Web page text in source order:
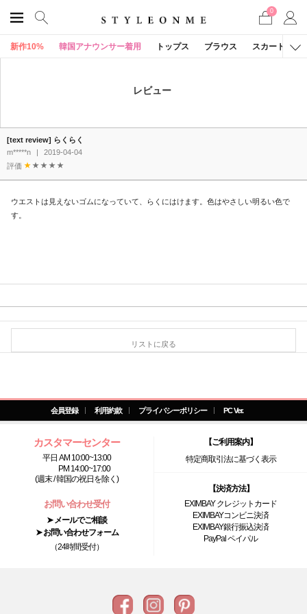
0
新作10% 韓国アナウンサー着用 トップス ブラウス スカート
レビュー
[text review] らくらく
m*****n
|
2019-04-04
評価
ウエストは見えないゴムになっていて、らくにはけます。色はやさしい明るい色で
す。
リストに戻る
会員登録 利用約款 プライバシーポリシー PC Ver.
カスタマーセンター
平日 AM 10:00~13:00
PM 14:00~17:00
(週末 / 韓国の祝日を除く)
お問い合わせ受付
➤ メールでご相談
➤ お問い合わせフォーム
（24時間受付）
【ご利用案内】
特定商取引法に基づく表示
【決済方法】
EXIMBAY クレジットカード
EXIMBAYコンビニ決済
EXIMBAY銀行振込決済
PayPal ペイパル